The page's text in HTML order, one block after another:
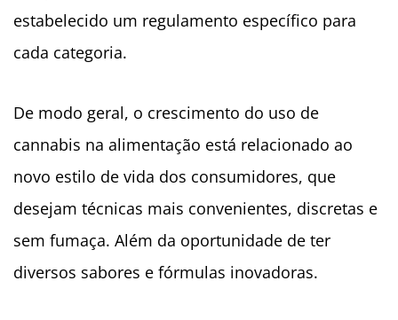
estabelecido um regulamento específico para
cada categoria.
De modo geral, o crescimento do uso de
cannabis na alimentação está relacionado ao
novo estilo de vida dos consumidores, que
desejam técnicas mais convenientes, discretas e
sem fumaça. Além da oportunidade de ter
diversos sabores e fórmulas inovadoras.